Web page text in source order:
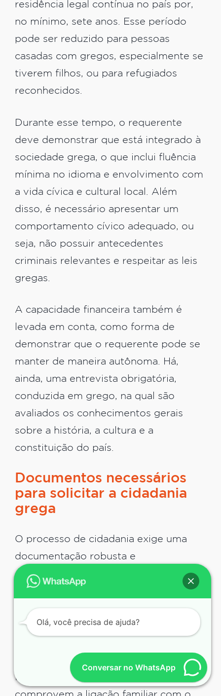
residência legal contínua no país por,
no mínimo, sete anos. Esse período
pode ser reduzido para pessoas
casadas com gregos, especialmente se
tiverem filhos, ou para refugiados
reconhecidos.
Durante esse tempo, o requerente
deve demonstrar que está integrado à
sociedade grega, o que inclui fluência
mínima no idioma e envolvimento com
a vida cívica e cultural local. Além
disso, é necessário apresentar um
comportamento cívico adequado, ou
seja, não possuir antecedentes
criminais relevantes e respeitar as leis
gregas.
A capacidade financeira também é
levada em conta, como forma de
demonstrar que o requerente pode se
manter de maneira autônoma. Há,
ainda, uma entrevista obrigatória,
conduzida em grego, na qual são
avaliados os conhecimentos gerais
sobre a história, a cultura e a
constituição do país.
Documentos necessários
para solicitar a cidadania
grega
O processo de cidadania exige uma
documentação robusta e
cuidadosamente organizada. Entre os
certidões de nascimento e casamento
do requerente e dos seus ascendentes,
por tradutores juramentados. É
fundamental que essas certidões
Conversar no WhatsApp
Olá, você precisa de ajuda?